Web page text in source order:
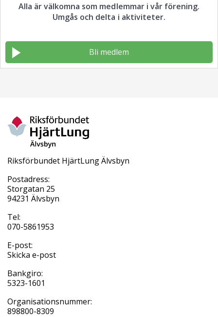
Alla är välkomna som medlemmar i vår förening.
Umgås och delta i aktiviteter.
Bli medlem
Riksförbundet HjärtLung Älvsbyn
Postadress:
Storgatan 25
94231 Älvsbyn
Tel:
070-5861953
E-post:
Skicka e-post
Bankgiro:
5323-1601
Organisationsnummer:
898800-8309